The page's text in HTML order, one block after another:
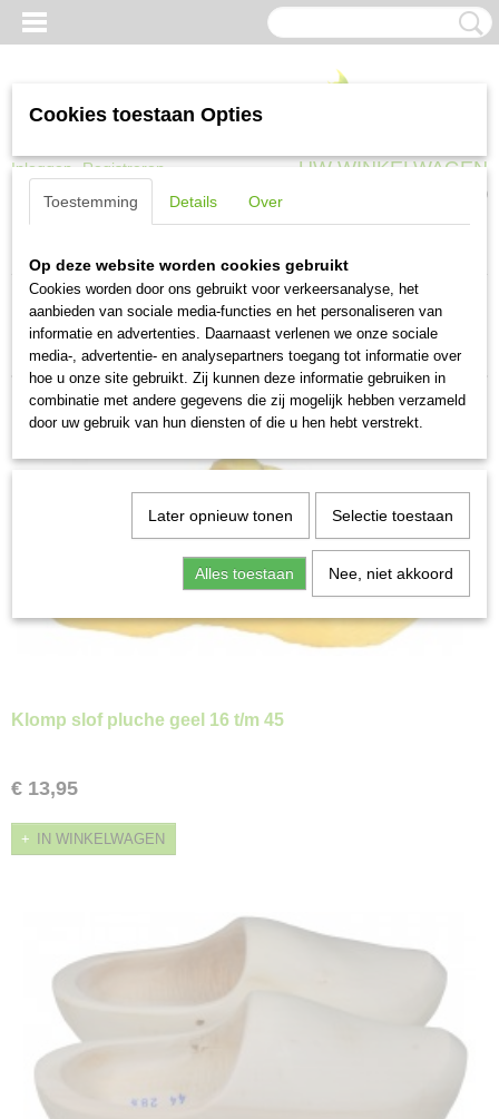
Inloggen Registreren UW WINKELWAGEN
(0)
Sorteer op:
Klomp slof pluche geel 16 t/m 45
€ 13,95
IN WINKELWAGEN
Cookies toestaan Opties
Toestemming Details Over
Op deze website worden cookies gebruikt
Cookies worden door ons gebruikt voor verkeersanalyse, het
aanbieden van sociale media-functies en het personaliseren van
informatie en advertenties. Daarnaast verlenen we onze sociale
media-, advertentie- en analysepartners toegang tot informatie over
hoe u onze site gebruikt. Zij kunnen deze informatie gebruiken in
combinatie met andere gegevens die zij mogelijk hebben verzameld
door uw gebruik van hun diensten of die u hen hebt verstrekt.
Later opnieuw tonen Selectie toestaan
Alles toestaan Nee, niet akkoord